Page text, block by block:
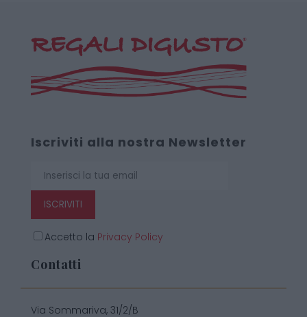
Iscriviti alla nostra Newsletter
ISCRIVITI
Accetto la Privacy Policy
Contatti
Via Sommariva, 31/2/B